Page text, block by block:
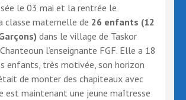
le 03 mai et la rentrée le
classe maternelle de 26 enfants (12
dans le village de Taskor
l’enseignante FGF. Elle a 18
enfants, très motivée, son horizon
de monter des chapiteaux avec
est maintenant une jeune maîtresse